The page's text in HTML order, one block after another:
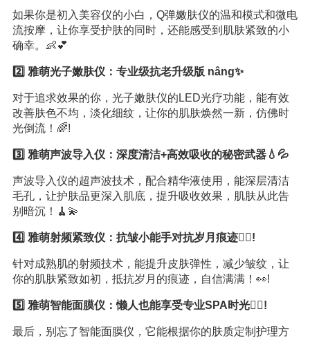
如果你是初入美容仪的小白，Q弹嫩肤仪的温和模式和微电
流按摩，让你享受护肤的同时，还能感受到肌肤紧致的小
确幸。👶💕
2️⃣ 雅萌光子嫩肤仪：专业级抗老升级版 nâng️✨
对于追求效果的你，光子嫩肤仪的LED光疗功能，能有效
改善肤色不均，淡化细纹，让你的肌肤焕然一新，仿佛时
光倒流！🌈!
3️⃣ 雅萌声波导入仪：深度清洁+高效吸收的秘密武器💧💦
声波导入仪的超声波技术，配合精华液使用，能深层清洁
毛孔，让护肤品更深入肌底，提升吸收效果，肌肤从此告
别暗沉！🧹💫
4️⃣ 雅萌射频紧致仪：抗皱小能手对抗岁月痕迹👩‍⚕️!
针对成熟肌的射频技术，能提升皮肤弹性，减少皱纹，让
你的肌肤紧致如初，抵抗岁月的痕迹，自信满满！👀!
5️⃣ 雅萌智能面膜仪：懒人也能享受专业SPA时光💆‍♀️!
最后，别忘了智能面膜仪，它能根据你的肤质定制护理方